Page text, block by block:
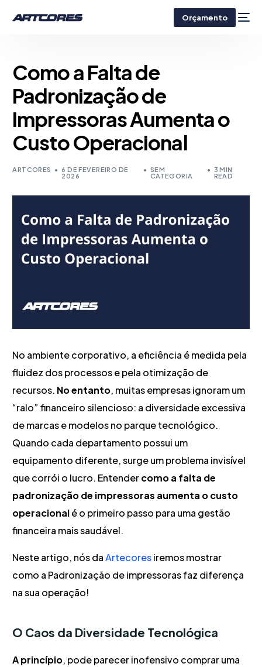
Orçamento
Como a Falta de
Padronização de
Impressoras Aumenta o
Custo Operacional
ARTCORES
6 DE FEVEREIRO DE
2026
SEM
CATEGORIA
3 MIN
READ
No ambiente corporativo, a eficiência é medida pela
fluidez dos processos e pela otimização de
recursos. No entanto, muitas empresas ignoram um
“ralo” financeiro silencioso: a diversidade excessiva
de marcas e modelos no parque tecnológico.
Quando cada departamento possui um
equipamento diferente, surge um problema invisível
que corrói o lucro. Entendercomo a falta de
padronização de impressoras aumenta o custo
operacionalé o primeiro passo para uma gestão
financeira mais saudável.
Neste artigo, nós daArtecoresiremos mostrar
como a Padronização de impressoras faz diferença
na sua operação!
O Caos da Diversidade Tecnológica
A princípio, pode parecer inofensivo comprar uma